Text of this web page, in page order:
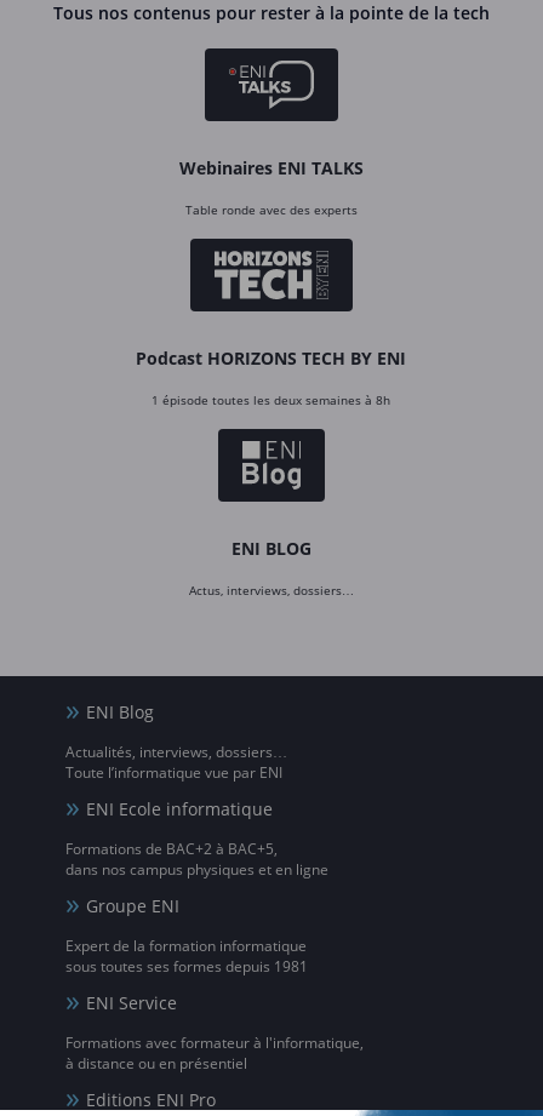
Tous nos contenus pour rester à la pointe de la tech
Webinaires ENI TALKS
Table ronde avec des experts
Podcast HORIZONS TECH BY ENI
1 épisode toutes les deux semaines à 8h
ENI BLOG
Actus, interviews, dossiers…
ENI Blog
Actualités, interviews, dossiers…
Toute l’informatique vue par ENI
ENI Ecole informatique
Formations de BAC+2 à BAC+5,
dans nos campus physiques et en ligne
Groupe ENI
Expert de la formation informatique
sous toutes ses formes depuis 1981
ENI Service
Formations avec formateur à l'informatique,
à distance ou en présentiel
Editions ENI Pro